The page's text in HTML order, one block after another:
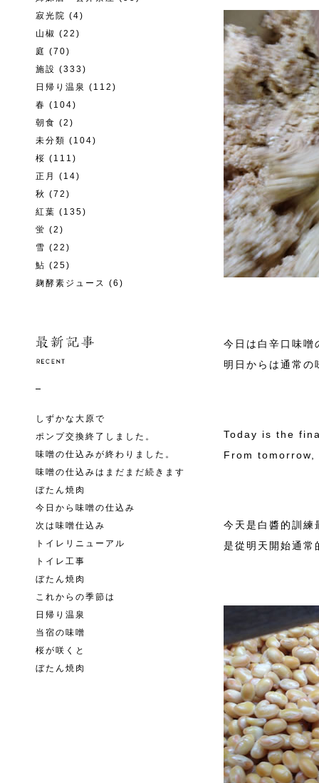
寂光院 (4)
山椒 (22)
庭 (70)
施設 (333)
日帰り温泉 (112)
春 (104)
朝食 (2)
未分類 (104)
桜 (111)
正月
(14)
秋 (72)
紅葉 (135)
蛍 (2)
雪 (22)
鮎 (25)
麹酵素ジュース (6)
しずかな大原で
ポンプ交換終了しました。
味噌の仕込みが終わりました。
味噌の仕込みはまだまだ続きます
ぼたん焼肉
今日から味噌の仕込み
次は味噌仕込み
トイレリニューアル
トイレ工事
ぼたん焼肉
これからの季節は
日帰り温泉
当宿の味噌
桜が咲くと
ぼたん焼肉
今日は白辛口味噌
明日からは通常の
Today is the
From
今天是白醬的訓練
是從明天開始通常